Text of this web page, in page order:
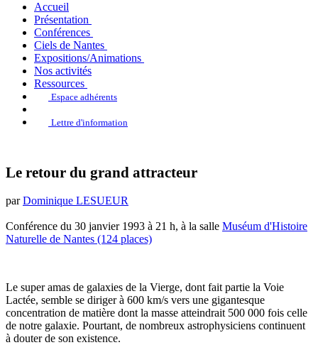
Accueil
Présentation
Conférences
Ciels de Nantes
Expositions/Animations
Nos activités
Ressources
Espace adhérents
Lettre d'information
Le retour du grand attracteur
parDominique LESUEUR
Conférence du 30 janvier 1993 à 21 h, à la salle Muséum d'Histoire
Naturelle de Nantes (124 places)
Le super amas de galaxies de la Vierge, dont fait partie la Voie
Lactée, semble se diriger à 600 km/s vers une gigantesque
concentration de matière dont la masse atteindrait 500 000 fois celle
de notre galaxie. Pourtant, de nombreux astrophysiciens continuent
à douter de son existence.